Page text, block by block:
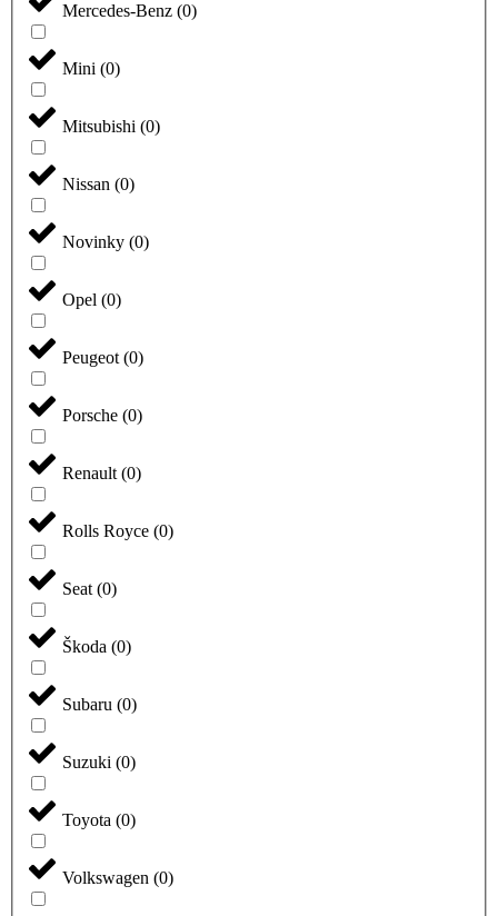
Mercedes-Benz (0)
Mini (0)
Mitsubishi (0)
Nissan (0)
Novinky (0)
Opel (0)
Peugeot (0)
Porsche (0)
Renault (0)
Rolls Royce (0)
Seat (0)
Škoda (0)
Subaru (0)
Suzuki (0)
Toyota (0)
Volkswagen (0)